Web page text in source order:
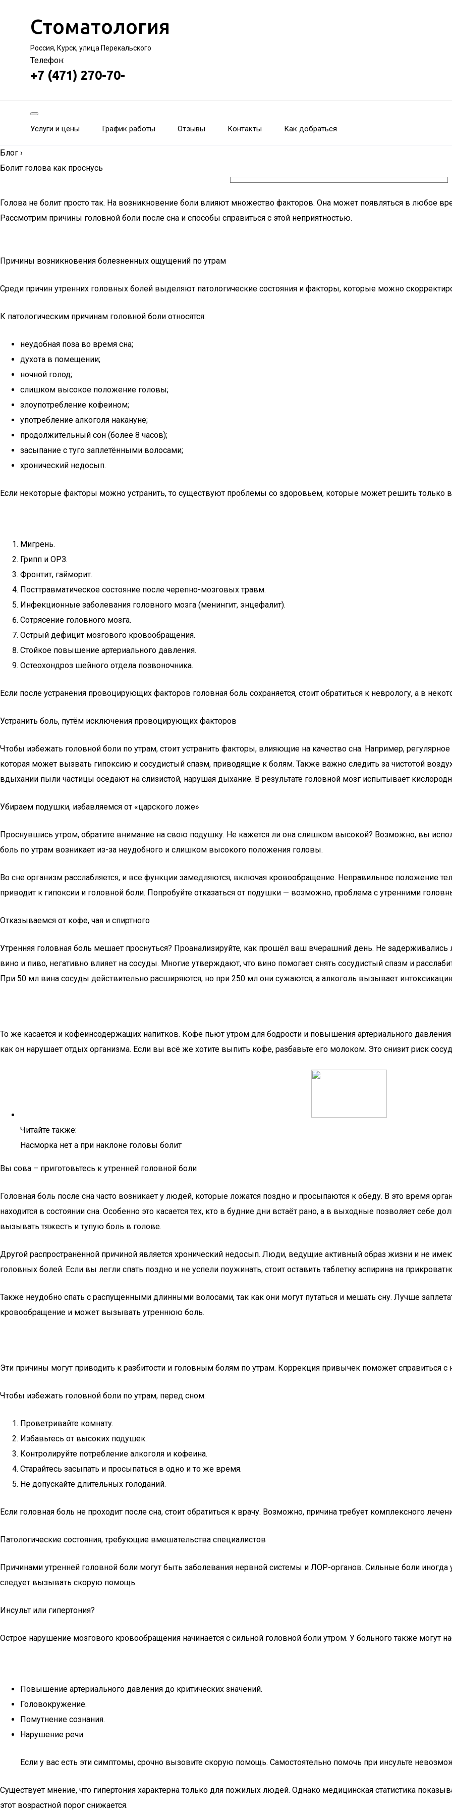
Стоматология
Россия, Курск, улица Перекальского
Телефон:
+7 (471) 270-70-
Услуги и цены График работы Отзывы Контакты Как добраться
Блог ›
Болит голова как проснусь
Голова не болит просто так. На возникновение боли влияют множество факторов. Она может появляться в любое
Рассмотрим причины головной боли после сна и способы справиться с этой неприятностью.
Причины возникновения болезненных ощущений по утрам
Среди причин утренних головных болей выделяют патологические состояния и факторы, которые можно
К патологическим причинам головной боли относятся:
неудобная поза во время сна;
духота в помещении;
ночной голод;
слишком высокое положение головы;
злоупотребление кофеином;
употребление алкоголя накануне;
продолжительный сон (более 8 часов);
засыпание с туго заплетёнными волосами;
хронический недосып.
Если некоторые факторы можно устранить, то существуют проблемы со здоровьем, которые может решить только
Мигрень.
Грипп и ОРЗ.
Фронтит, гайморит.
Посттравматическое состояние после черепно-мозговых травм.
Инфекционные заболевания головного мозга (менингит, энцефалит).
Сотрясение головного мозга.
Острый дефицит мозгового кровообращения.
Стойкое повышение артериального давления.
Остеохондроз шейного отдела позвоночника.
Если после устранения провоцирующих факторов головная боль сохраняется, стоит обратиться к неврологу, а в
Устранить боль, путём исключения провоцирующих факторов
Чтобы избежать головной боли по утрам, стоит устранить факторы, влияющие на качество сна. Например,
которая может вызвать гипоксию и сосудистый спазм, приводящие к болям. Также важно следить за чистотой
вдыхании пыли частицы оседают на слизистой, нарушая дыхание. В результате головной мозг испытывает
Убираем подушки, избавляемся от «царского ложе»
Проснувшись утром, обратите внимание на свою подушку. Не кажется ли она слишком высокой? Возможно, вы
боль по утрам возникает из-за неудобного и слишком высокого положения головы.
Во сне организм расслабляется, и все функции замедляются, включая кровообращение. Неправильное положение
приводит к гипоксии и головной боли. Попробуйте отказаться от подушки — возможно, проблема с утренними
Отказываемся от кофе, чая и спиртного
Утренняя головная боль мешает проснуться? Проанализируйте, как прошёл ваш вчерашний день. Не
вино и пиво, негативно влияет на сосуды. Многие утверждают, что вино помогает снять сосудистый спазм и
При 50 мл вина сосуды действительно расширяются, но при 250 мл они сужаются, а алкоголь вызывает
То же касается и кофеинсодержащих напитков. Кофе пьют утром для бодрости и повышения артериального давления
как он нарушает отдых организма. Если вы всё же хотите выпить кофе, разбавьте его молоком. Это снизит риск
Читайте также:
Насморка нет а при наклоне головы болит
Вы сова – приготовьтесь к утренней головной боли
Головная боль после сна часто возникает у людей, которые ложатся поздно и просыпаются к обеду. В это время
находится в состоянии сна. Особенно это касается тех, кто в будние дни встаёт рано, а в выходные позволяет себе
вызывать тяжесть и тупую боль в голове.
Другой распространённой причиной является хронический недосып. Люди, ведущие активный образ жизни и не
головных болей. Если вы легли спать поздно и не успели поужинать, стоит оставить таблетку аспирина на
Также неудобно спать с распущенными длинными волосами, так как они могут путаться и мешать сну. Лучше
кровообращение и может вызывать утреннюю боль.
Эти причины могут приводить к разбитости и головным болям по утрам. Коррекция привычек поможет справиться с
Чтобы избежать головной боли по утрам, перед сном:
Проветривайте комнату.
Избавьтесь от высоких подушек.
Контролируйте потребление алкоголя и кофеина.
Старайтесь засыпать и просыпаться в одно и то же время.
Не допускайте длительных голоданий.
Если головная боль не проходит после сна, стоит обратиться к врачу. Возможно, причина требует комплексного
Патологические состояния, требующие вмешательства специалистов
Причинами утренней головной боли могут быть заболевания нервной системы и ЛОР-органов. Сильные боли
следует вызывать скорую помощь.
Инсульт или гипертония?
Острое нарушение мозгового кровообращения начинается с сильной головной боли утром. У больного также могут
Повышение артериального давления до критических значений.
Головокружение.
Помутнение сознания.
Нарушение речи.
Если у вас есть эти симптомы, срочно вызовите скорую помощь. Самостоятельно помочь при инсульте
Существует мнение, что гипертония характерна только для пожилых людей. Однако медицинская статистика
этот возрастной порог снижается.